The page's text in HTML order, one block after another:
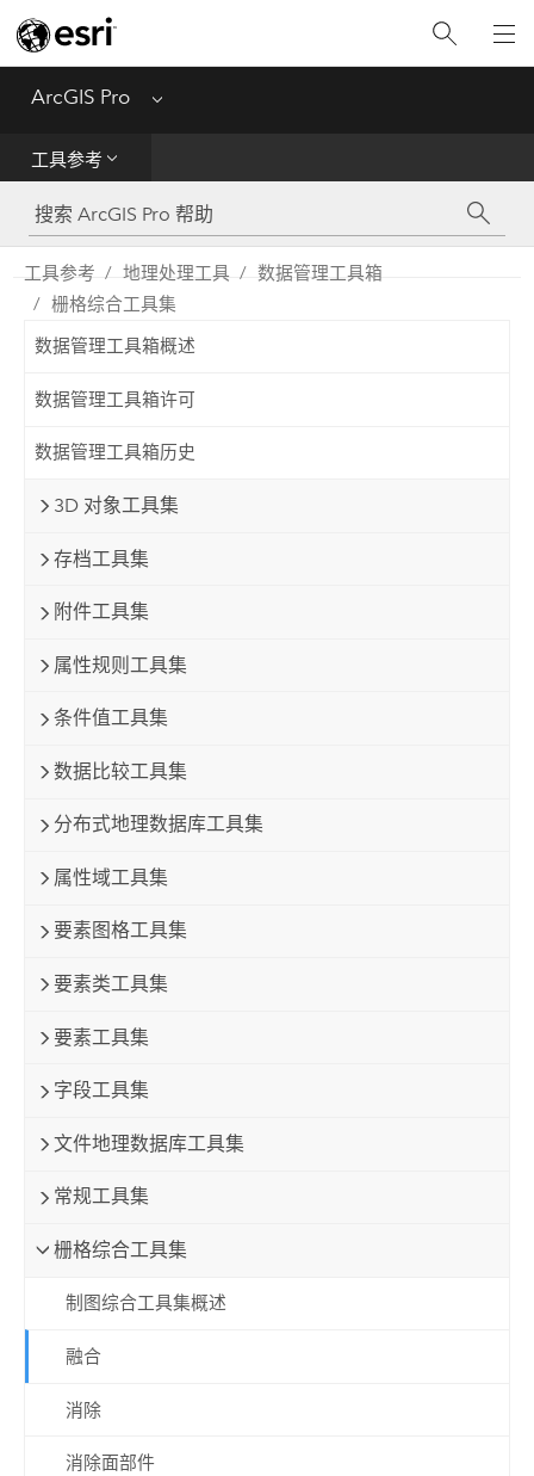
ArcGIS Pro Menu
工具参考
工具参考
Python
SDK
工具参考 地理处理工具
数据管理工具箱
栅格综合工具集
数据管理工具箱概述
数据管理工具箱许可
数据管理工具箱历史
3D 对象工具集
存档工具集
附件工具集
属性规则工具集
条件值工具集
数据比较工具集
分布式地理数据库工具集
属性域工具集
要素图格工具集
要素类工具集
要素工具集
字段工具集
文件地理数据库工具集
常规工具集
栅格综合工具集
制图综合工具集概述
融合
消除
消除面部件